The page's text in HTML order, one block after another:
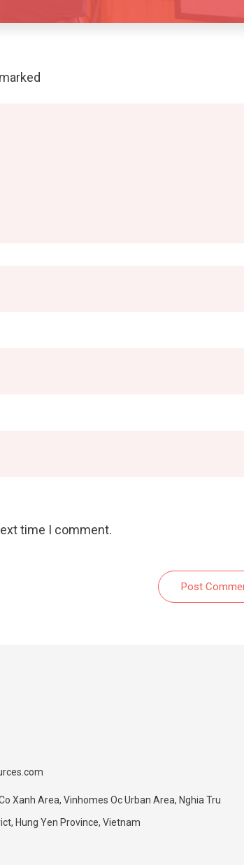
time I comment.
Post
Xanh Area, Vinhomes Oc Urban Area, Nghia Tru
Hung Yen Province, Vietnam